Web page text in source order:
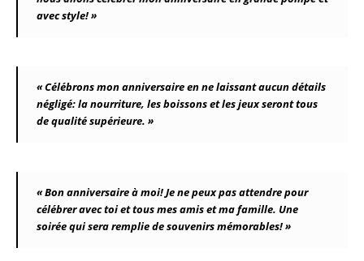
avec style! »
« Célébrons mon anniversaire en ne laissant aucun détails
négligé: la nourriture, les boissons et les jeux seront tous
de qualité supérieure. »
« Bon anniversaire à moi! Je ne peux pas attendre pour
célébrer avec toi et tous mes amis et ma famille. Une
soirée qui sera remplie de souvenirs mémorables! »